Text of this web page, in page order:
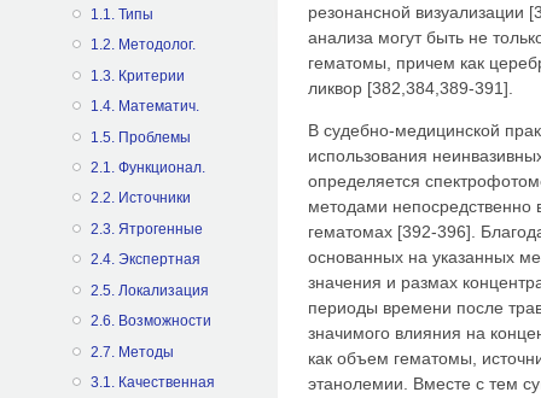
1.1. Типы
1.2. Методолог.
1.3. Критерии
1.4. Математич.
1.5. Проблемы
2.1. Функционал.
2.2. Источники
2.3. Ятрогенные
2.4. Экспертная
2.5. Локализация
2.6. Возможности
2.7. Методы
3.1. Качественная
резонансной визуализации
анализа могут быть не
гематомы, причем как
ликвор [382,384,389-391].
В судебно-медицинской
использования
определяется
методами непосредственно
гематомах [392-396].
основанных на указанных
значения и размах
периоды времени после
значимого влияния на
как объем гематомы,
этанолемии. Вместе с тем